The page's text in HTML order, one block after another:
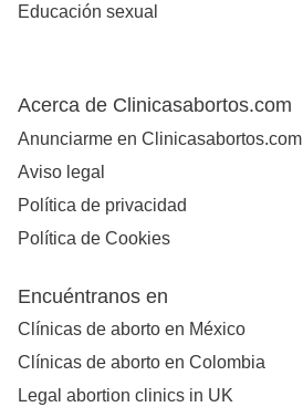
Educación sexual
Acerca de Clinicasabortos.com
Anunciarme en Clinicasabortos.com
Aviso legal
Política de privacidad
Política de Cookies
Encuéntranos en
Clínicas de aborto en México
Clínicas de aborto en Colombia
Legal abortion clinics in UK